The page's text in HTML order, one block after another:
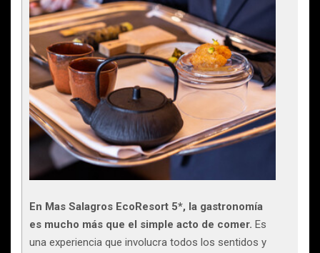
En Mas Salagros EcoResort 5*, la gastronomía
es mucho más que el simple acto de comer. Es
una experiencia que involucra todos los sentidos y